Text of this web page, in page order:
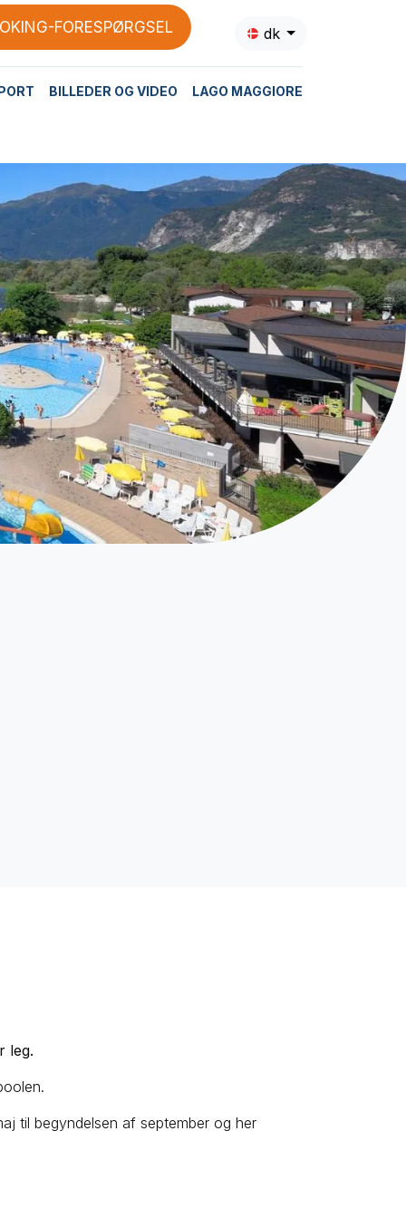
FORESPØRGSEL dk
BILLEDER OG VIDEO LAGO MAGGIORE
leg.
til begyndelsen af september og her